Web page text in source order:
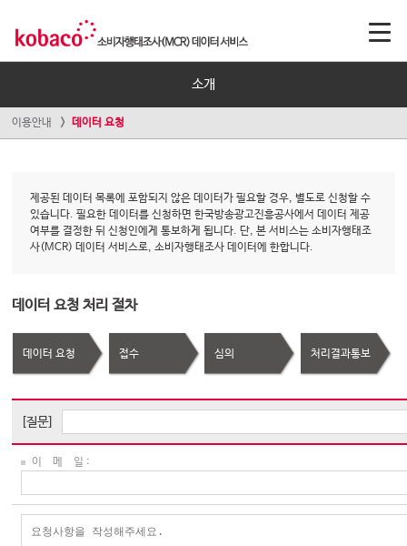
소개
이용안내 데이터 요청
제공된 데이터 목록에 포함되지 않은 데이터가 필요할 경우, 별도로 신청할 수
있습니다. 필요한 데이터를 신청하면 한국방송광고진흥공사에서 데이터 제공
여부를 결정한 뒤 신청인에게 통보하게 됩니다. 단, 본 서비스는 소비자행태조
사(MCR) 데이터 서비스로, 소비자행태조사 데이터에 한합니다.
데이터 요청 처리 절차
데이터 요청 접수 심의 처리결과통보
[질문]
이 메 일 :